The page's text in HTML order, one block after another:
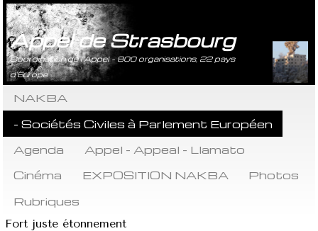
Appel de Strasbourg
Coordination de l’Appel - 800 organisations, 22 pays
d’Europe
NAKBA
- Sociétés Civiles à Parlement Européen
Agenda
Appel - Appeal - Llamato
Cinéma
EXPOSITION NAKBA
Photos
Rubriques
Fort juste étonnement